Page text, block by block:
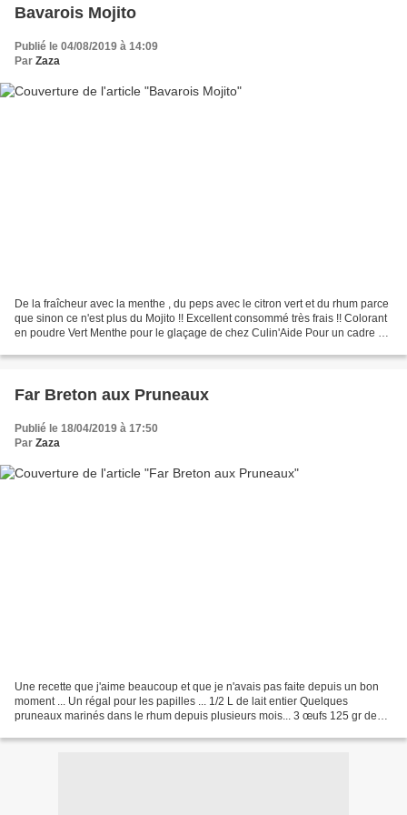
Bavarois Mojito
Publié le 04/08/2019 à 14:09
Par Zaza
De la fraîcheur avec la menthe , du peps avec le citron vert et du rhum parce
que sinon ce n'est plus du Mojito !! Excellent consommé très frais !! Colorant
en poudre Vert Menthe pour le glaçage de chez Culin'Aide Pour un cadre de
Far Breton aux Pruneaux
Publié le 18/04/2019 à 17:50
Par Zaza
Une recette que j'aime beaucoup et que je n'avais pas faite depuis un bon
moment ... Un régal pour les papilles ... 1/2 L de lait entier Quelques
pruneaux marinés dans le rhum depuis plusieurs mois... 3 œufs 125 gr de